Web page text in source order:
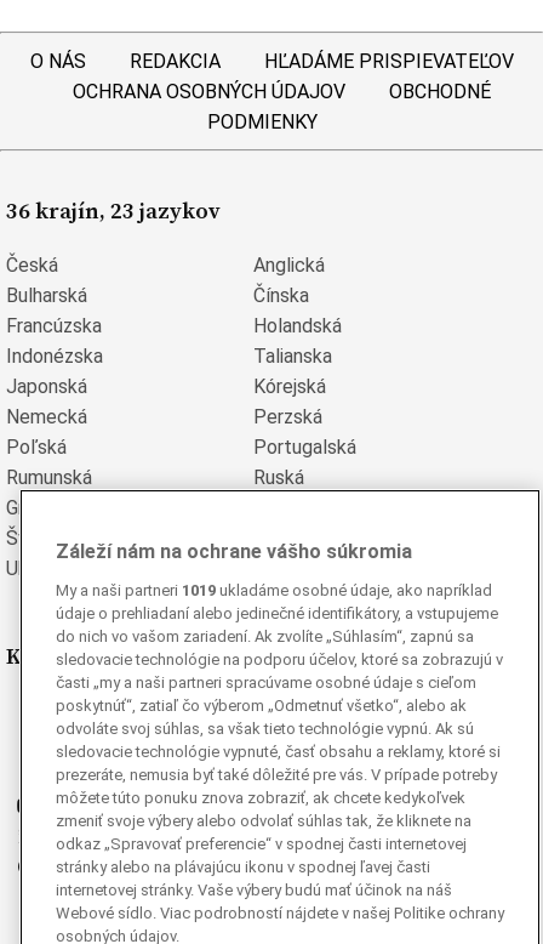
O NÁS REDAKCIA
HĽADÁME PRISPIEVATEĽOV
OCHRANA OSOBNÝCH ÚDAJOV
OBCHODNÉ
PODMIENKY
36 krajín, 23 jazykov
Česká
Anglická
Bulharská
Čínska
Francúzska
Holandská
Indonézska
Talianska
Japonská
Kórejská
Nemecká
Perzská
Poľská
Portugalská
Rumunská
Ruská
Grécka
Švédska
Turecká
Ukrajinská
Kde nás nájdete
Facebook
Instagram
Ganjing
Youtube
Twitter
Telegram
RSS
Záleží nám na ochrane vášho súkromia
My a naši partneri 1019 ukladáme osobné údaje, ako napríklad
údaje o prehliadaní alebo jedinečné identifikátory, a vstupujeme
do nich vo vašom zariadení. Ak zvolíte „Súhlasím“, zapnú sa
sledovacie technológie na podporu účelov, ktoré sa zobrazujú v
časti „my a naši partneri spracúvame osobné údaje s cieľom
poskytnúť“, zatiaľ čo výberom „Odmetnuť všetko“, alebo ak
odvoláte svoj súhlas, sa však tieto technológie vypnú. Ak sú
sledovacie technológie vypnuté, časť obsahu a reklamy, ktoré si
prezeráte, nemusia byť také dôležité pre vás. V prípade potreby
môžete túto ponuku znova zobraziť, ak chcete kedykoľvek
zmeniť svoje výbery alebo odvolať súhlas tak, že kliknete na
odkaz „Spravovať preferencie“ v spodnej časti internetovej
stránky alebo na plávajúcu ikonu v spodnej ľavej časti
internetovej stránky. Vaše výbery budú mať účinok na náš
Webové sídlo. Viac podrobností nájdete v našej Politike ochrany
osobných údajov.